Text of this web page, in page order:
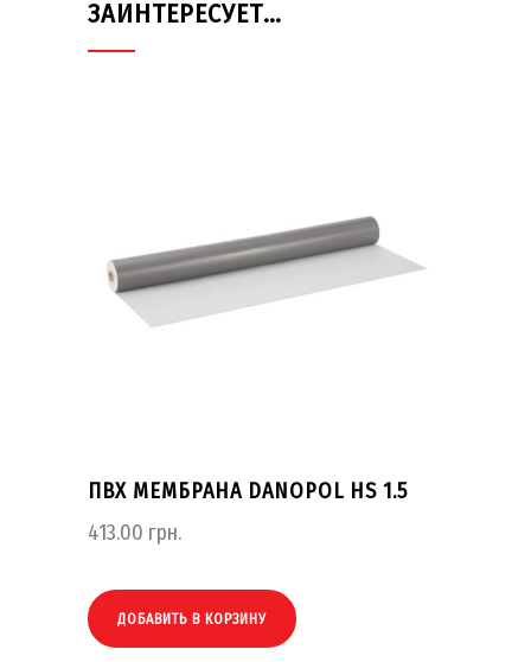
ЗАИНТЕРЕСУЕТ…
ПВХ МЕМБРАНА DANOPOL HS 1.5
413.00 грн.
ДОБАВИТЬ В КОРЗИНУ